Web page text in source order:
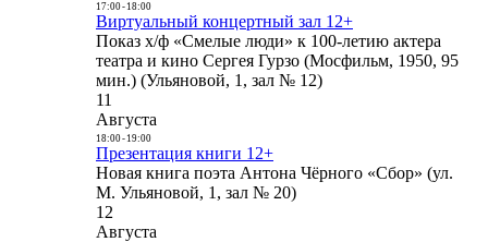
17:00- 18:00
Виртуальный концертный зал 12+
Показ х/ф «Смелые люди» к 100-летию актера
театра и кино Сергея Гурзо (Мосфильм, 1950, 95
мин.) (Ульяновой, 1, зал № 12)
11
Августа
18:00- 19:00
Презентация книги 12+
Новая книга поэта Антона Чёрного «Сбор» (ул.
М. Ульяновой, 1, зал № 20)
12
Августа